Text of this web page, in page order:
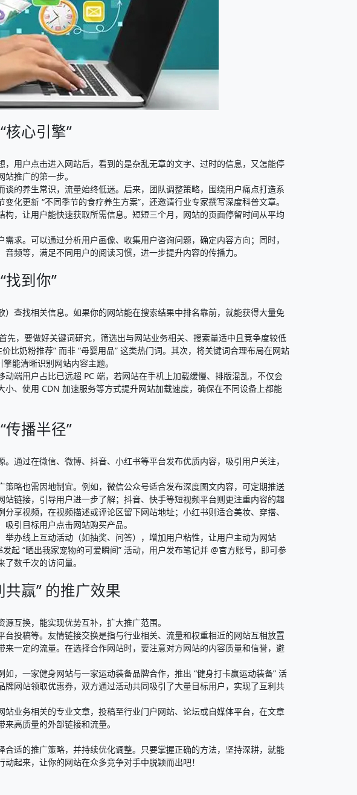
心引擎”​
用户点击进入网站后，看到的是杂乱无章的文字、过时的信息，又怎能停
推广的第一步。​
的养生常识，流量始终低迷。后来，团队调整策略，围绕用户痛点打造系
化更新 “不同季节的食疗养生方案”，还邀请行业专家撰写深度科普文章。
，让用户能快速获取所需信息。短短三个月，网站的页面停留时间从平均
求。可以通过分析用户画像、收集用户咨询问题，确定内容方向；同时，
频等，满足不同用户的阅读习惯，进一步提升内容的传播力。​
到你”​
查找相关信息。如果你的网站能在搜索结果中排名靠前，就能获得大量免
先，要做好关键词研究，筛选出与网站业务相关、搜索量适中且竞争度较低
比奶粉推荐” 而非 “母婴用品” 这类热门词。其次，将关键词合理布局在网站
能清晰识别网站内容主题。​
端用户占比已远超 PC 端，若网站在手机上加载缓慢、排版混乱，不仅会
、使用 CDN 加速服务等方式提升网站加载速度，确保在不同设备上都能
播半径”​
通过在微信、微博、抖音、小红书等平台发布优质内容，吸引用户关注，
略也需因地制宜。例如，微信公众号适合发布深度图文内容，可定期推送
链接，引导用户进一步了解；抖音、快手等短视频平台则更注重内容的趣
享视频，在视频描述或评论区留下网站地址；小红书则适合美妆、穿搭、
引目标用户点击网站购买产品。​
办线上互动活动（如抽奖、问答），增加用户粘性，让用户主动为网站
起 “晒出我家宠物的可爱瞬间” 活动，用户发布笔记并 @官方账号，即可参
数千次的访问量。​
赢” 的推广效果​
互换，能实现优势互补，扩大推广范围。​
投稿等。友情链接交换是指与行业相关、流量和权重相近的网站互相放置
一定的流量。在选择合作网站时，要注意对方网站的内容质量和信誉，避
，一家健身网站与一家运动装备品牌合作，推出 “健身打卡赢运动装备” 活
网站领取优惠券，双方通过活动共同吸引了大量目标用户，实现了互利共
业务相关的专业文章，投稿至行业门户网站、论坛或自媒体平台，在文章
高质量的外部链接和流量。​
适的推广策略，并持续优化调整。只要掌握正确的方法，坚持深耕，就能
起来，让你的网站在众多竞争对手中脱颖而出吧！​